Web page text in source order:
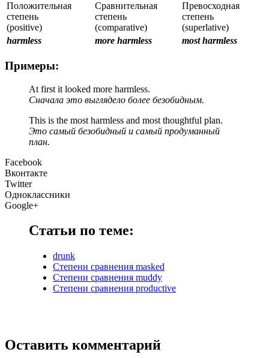
Положительная
степень
(positive)
Сравнительная
степень
(comparative)
Превосходная
степень
(superlative)
harmless
more harmless most harmless
Примеры:
At first it looked more harmless.
Сначала это выглядело более безобидным.
This is the most harmless and most thoughtful plan.
Это самый безобидный и самый продуманный
план.
Facebook
Вконтакте
Twitter
Одноклассники
Google+
Статьи по теме:
drunk
Степени сравнения masked
Степени сравнения muddy
Степени сравнения productive
Оставить комментарий